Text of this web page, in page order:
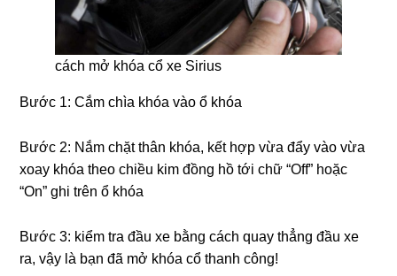
cách mở khóa cổ xe Sirius
Bước 1: Cắm chìa khóa vào ổ khóa
Bước 2: Nắm chặt thân khóa, kết hợp vừa đẩy vào vừa
xoay khóa theo chiều kim đồng hồ tới chữ “Off” hoặc
“On” ghi trên ổ khóa
Bước 3: kiểm tra đầu xe bằng cách quay thẳng đầu xe
ra, vậy là bạn đã mở khóa cổ thanh công!